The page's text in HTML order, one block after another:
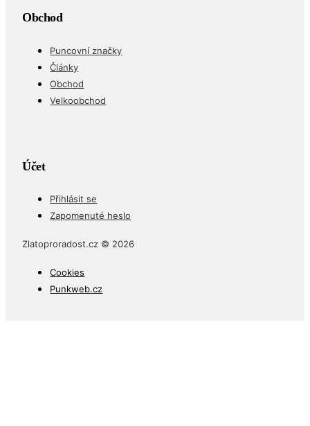
Obchod
Puncovní značky
Články
Obchod
Velkoobchod
Účet
Přihlásit se
Zapomenuté heslo
Zlatoproradost.cz © 2026
Cookies
Punkweb.cz